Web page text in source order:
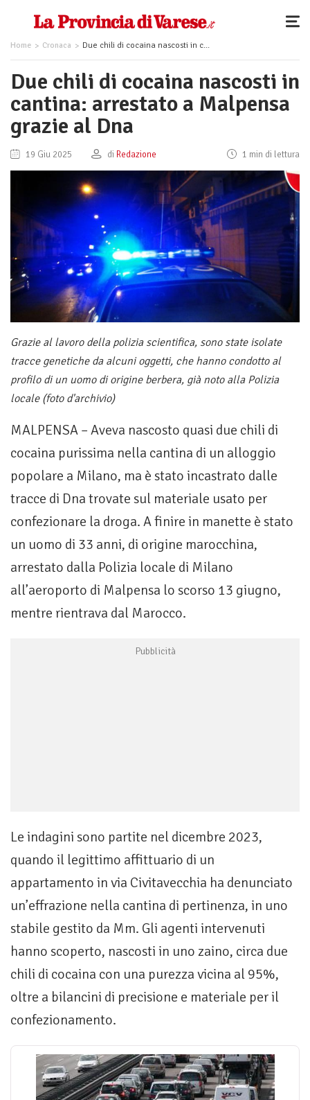
Home Cronaca Due chili di cocaina nascosti in cantina: arrestato a Malpensa grazie al Dna
Due chili di cocaina nascosti in
cantina: arrestato a Malpensa
grazie al Dna
19 Giu 2025 di Redazione 1 min di lettura
Grazie al lavoro della polizia scientifica, sono state isolate
tracce genetiche da alcuni oggetti, che hanno condotto al
profilo di un uomo di origine berbera, già noto alla Polizia
locale (foto d'archivio)
MALPENSA – Aveva nascosto quasi due chili di
cocaina purissima nella cantina di un alloggio
popolare a Milano, ma è stato incastrato dalle
tracce di Dna trovate sul materiale usato per
confezionare la droga. A finire in manette è stato
un uomo di 33 anni, di origine marocchina,
arrestato dalla Polizia locale di Milano
all’aeroporto di Malpensa lo scorso 13 giugno,
mentre rientrava dal Marocco.
Le indagini sono partite nel dicembre 2023,
quando il legittimo affittuario di un
appartamento in via Civitavecchia ha denunciato
un’effrazione nella cantina di pertinenza, in uno
stabile gestito da Mm. Gli agenti intervenuti
hanno scoperto, nascosti in uno zaino, circa due
chili di cocaina con una purezza vicina al 95%,
oltre a bilancini di precisione e materiale per il
confezionamento.